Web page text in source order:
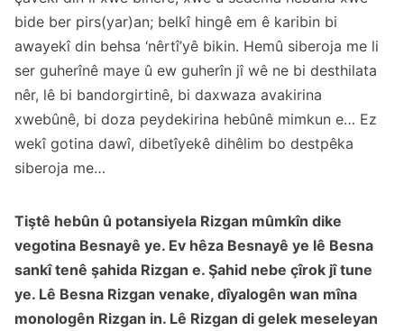
bide ber pirs(yar)an; belkî hingê em ê karibin bi
awayekî din behsa ‘nêrtî’yê bikin. Hemû siberoja me li
ser guherînê maye û ew guherîn jî wê ne bi desthilata
nêr, lê bi bandorgirtinê, bi daxwaza avakirina
xwebûnê, bi doza peydekirina hebûnê mimkun e… Ez
wekî gotina dawî, dibetîyekê dihêlim bo destpêka
siberoja me…
Tiştê hebûn û potansiyela Rizgan mûmkîn dike
vegotina Besnayê ye. Ev hêza Besnayê ye lê Besna
sankî tenê şahida Rizgan e. Şahid nebe çîrok jî tune
ye. Lê Besna Rizgan venake, dîyalogên wan mîna
monologên Rizgan in. Lê Rizgan di gelek meseleyan